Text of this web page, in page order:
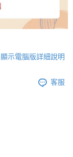
顯示電腦版詳細說明
客服